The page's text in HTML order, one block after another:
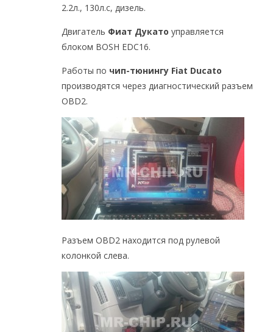
2.2л., 130л.с, дизель.
Двигатель Фиат Дукато управляется
блоком BOSH EDC16.
Работы по чип-тюнингу Fiat Ducato
производятся через диагностический разъем
OBD2.
Разъем OBD2 находится под рулевой
колонкой слева.